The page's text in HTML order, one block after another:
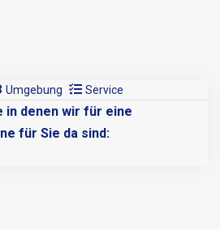
Umgebung Service
in denen wir für eine
für Sie da sind: